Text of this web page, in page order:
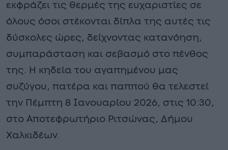
εκφράζει τις θερμές της ευχαριστίες σε
όλους όσοι στέκονται δίπλα της αυτές τις
δύσκολες ώρες, δείχνοντας κατανόηση,
συμπαράσταση και σεβασμό στο πένθος
της. Η κηδεία του αγαπημένου μας
συζύγου, πατέρα και παππού θα τελεστεί
την Πέμπτη 8 Ιανουαρίου 2026, στις 10:30,
στο Αποτεφρωτήριο Ριτσώνας, Δήμου
Χαλκιδέων.